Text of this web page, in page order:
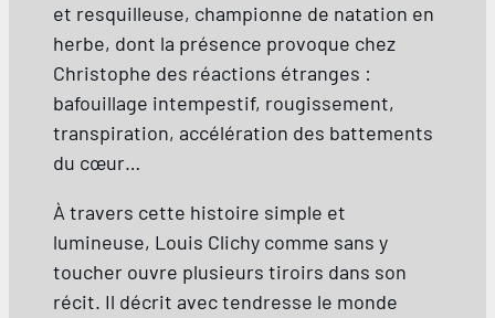
et resquilleuse, championne de natation en
herbe, dont la présence provoque chez
Christophe des réactions étranges :
bafouillage intempestif, rougissement,
transpiration, accélération des battements
du cœur…
À travers cette histoire simple et
lumineuse, Louis Clichy comme sans y
toucher ouvre plusieurs tiroirs dans son
récit. Il décrit avec tendresse le monde